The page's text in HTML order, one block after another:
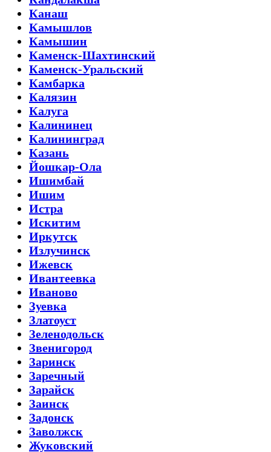
Канаш
Камышлов
Камышин
Каменск-Шахтинский
Каменск-Уральский
Камбарка
Калязин
Калуга
Калининец
Калининград
Казань
Йошкар-Ола
Ишимбай
Ишим
Истра
Искитим
Иркутск
Излучинск
Ижевск
Ивантеевка
Иваново
Зуевка
Златоуст
Зеленодольск
Звенигород
Заринск
Заречный
Зарайск
Заинск
Задонск
Заволжск
Жуковский